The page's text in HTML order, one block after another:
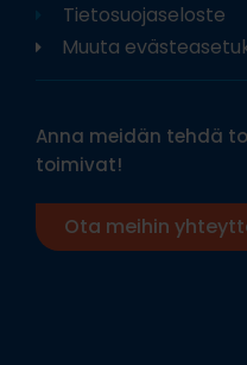
Tietosuojaseloste
Muuta
Anna meidän tehdä
toimivat!
Ota meihin